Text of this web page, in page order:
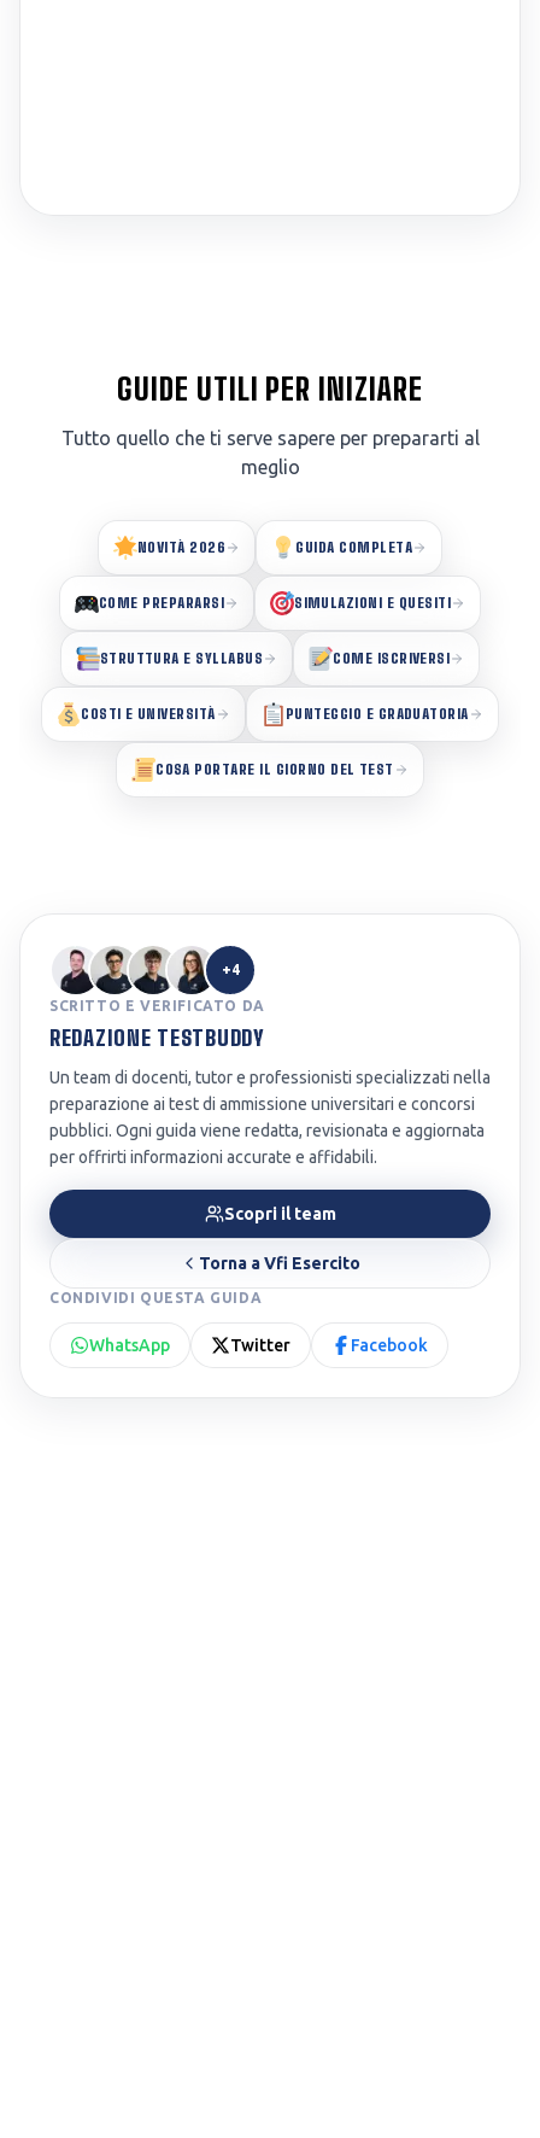
GUIDE UTILI PER INIZIARE
Tutto quello che ti serve sapere per prepararti al
meglio
NOVITÀ 2026 GUIDA COMPLETA
COME PREPARARSI SIMULAZIONI E QUESITI
STRUTTURA E SYLLABUS COME ISCRIVERSI
COSTI E UNIVERSITÀ PUNTEGGIO E GRADUATORIA
COSA PORTARE IL GIORNO DEL TEST
+4
SCRITTO E VERIFICATO DA
REDAZIONE TESTBUDDY
Un team di docenti, tutor e professionisti specializzati nella
preparazione ai test di ammissione universitari e concorsi
pubblici. Ogni guida viene redatta, revisionata e aggiornata
per offrirti informazioni accurate e affidabili.
Scopri il team
Torna aVfi Esercito
CONDIVIDI QUESTA GUIDA
WhatsApp Twitter Facebook